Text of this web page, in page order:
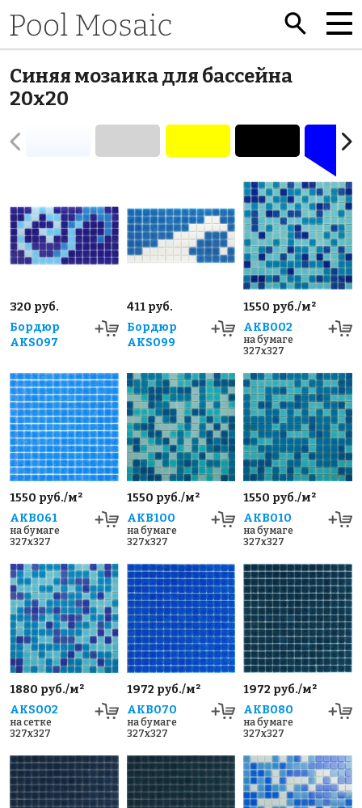
Синяя мозаика для бассейна
20x20
320 руб.
Бордюр
AKS097
411 руб.
Бордюр
AKS099
1550 руб./м²
AKB002
на бумаге
327x327
1550 руб./м²
AKB061
на бумаге
327x327
1550 руб./м²
AKB100
на бумаге
327x327
1550 руб./м²
AKB010
на бумаге
327x327
1880 руб./м²
AKS002
на сетке
327x327
1972 руб./м²
AKB070
на бумаге
327x327
1972 руб./м²
AKB080
на бумаге
327x327